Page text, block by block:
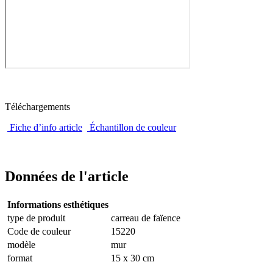
Téléchargements
Fiche d’info article
Échantillon de couleur
Données de l'article
Informations esthétiques
type de produit
carreau de faïence
Code de couleur
15220
modèle
mur
format
15 x 30 cm